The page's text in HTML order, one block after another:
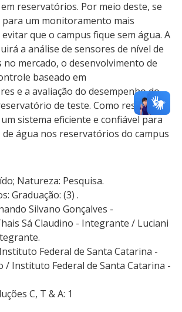
reservatórios. Por meio deste, se
um monitoramento mais
que o campus fique sem água. A
a análise de sensores de nível de
mercado, o desenvolvimento de
baseado em
e a avaliação do desempenho do
de teste. Como resultado
sistema eficiente e confiável para
água nos reservatórios do campus
Natureza: Pesquisa.
Graduação: (3) .
Silvano Gonçalves -
Sá Claudino - Integrante / Luciani
Federal de Santa Catarina -
/ Instituto Federal de Santa Catarina -
C, T & A: 1